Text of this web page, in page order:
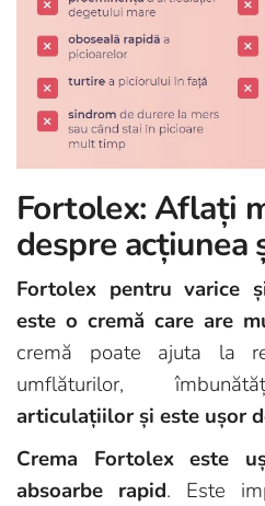
Fortolex: Aflați
despre acțiunea
Fortolex pentru varice
este o cremă care are
cremă poate ajuta la
umflăturilor,
articulațiilor și este ușor
Crema Fortolex este
absoarbe rapid. Este